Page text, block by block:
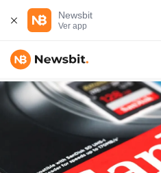
Newsbit
Ver app